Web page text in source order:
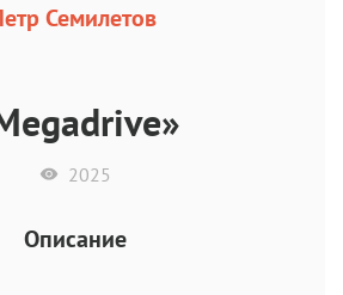
Семилетов
2025
Описание